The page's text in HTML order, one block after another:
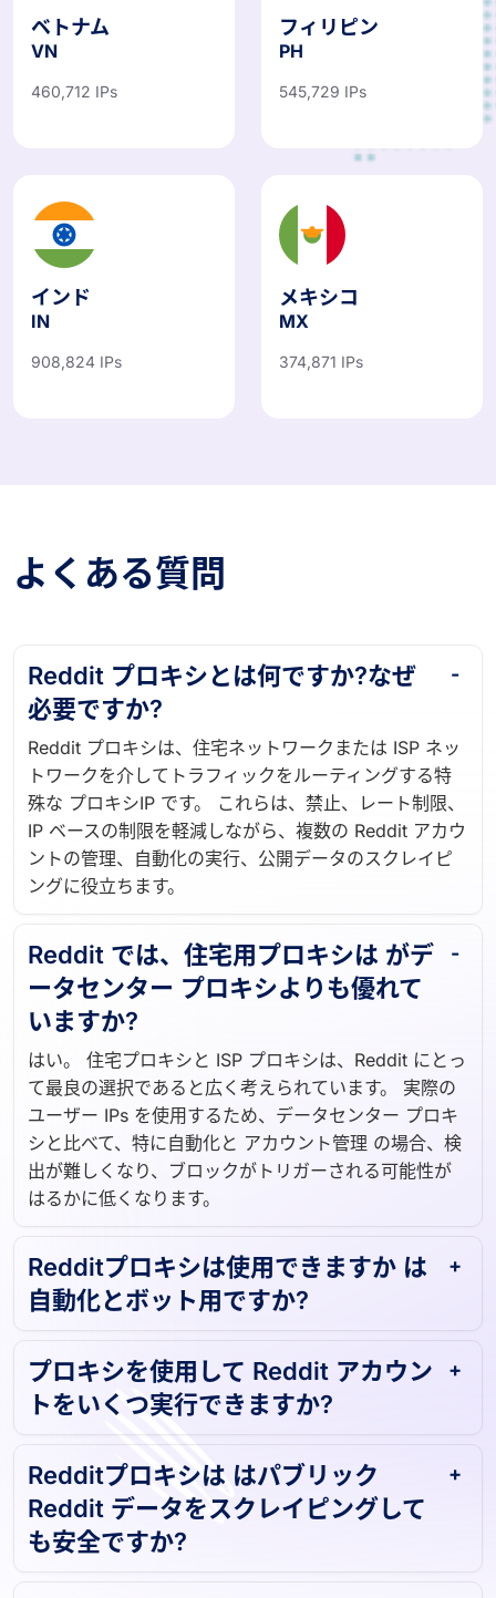
ベトナム
VN
460,712 IPs
フィリピン
PH
545,729 IPs
インド
IN
908,824 IPs
メキシコ
MX
374,871 IPs
よくある質問
Reddit プロキシとは何ですか?なぜ
必要ですか?
Reddit プロキシは、住宅ネットワークまたは ISP ネッ
トワークを介してトラフィックをルーティングする特
殊な プロキシIP です。 これらは、禁止、レート制限、
IP ベースの制限を軽減しながら、複数の Reddit アカウ
ントの管理、自動化の実行、公開データのスクレイピ
ングに役立ちます。
Reddit では、住宅用プロキシは がデ
ータセンター プロキシよりも優れて
いますか?
はい。 住宅プロキシと ISP プロキシは、Reddit にとっ
て最良の選択であると広く考えられています。 実際の
ユーザー IPs を使用するため、データセンター プロキ
シと比べて、特に自動化と アカウント管理 の場合、検
出が難しくなり、ブロックがトリガーされる可能性が
はるかに低くなります。
Redditプロキシは使用できますか は
自動化とボット用ですか?
プロキシを使用して Reddit アカウン
トをいくつ実行できますか?
Redditプロキシは はパブリック
Reddit データをスクレイピングして
も安全ですか?